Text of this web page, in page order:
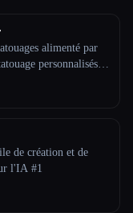
alimenté par
personnalisés
de création et de
l'IA #1